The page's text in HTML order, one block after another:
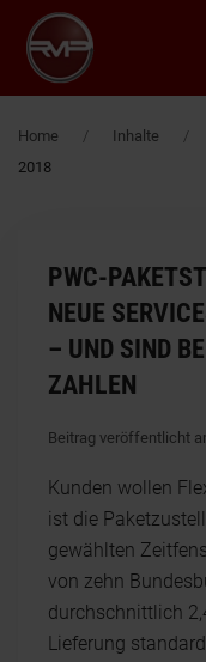
Zum Hauptinhalt
Home Inhalte
2018
PWC-
NEUE
– UND SIND
ZAHLEN
Beitrag veröffentlicht
Kunden wollen
ist die
gewählten
von zehn
durchschnittlich
Lieferung